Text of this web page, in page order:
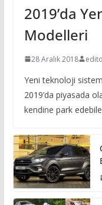
2019’da
Modelleri
28 Aralık 2018
Yeni teknoloji
2019’da piyasada
kendine park